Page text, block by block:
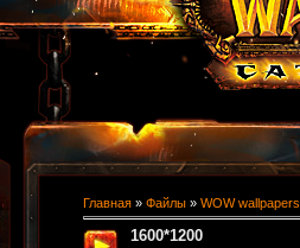
Главная » Файлы » WOW wallpapers
1600*1200